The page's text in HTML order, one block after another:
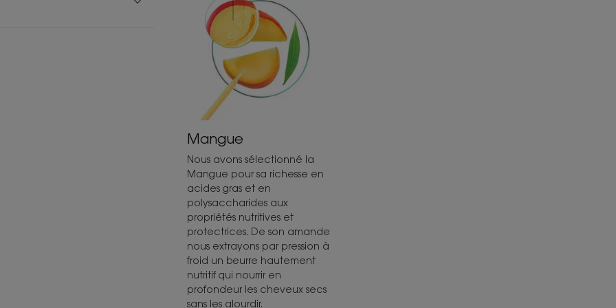
Mangue
Nous avons sélectionné la
Mangue pour sa richesse en
acides gras et en
polysaccharides aux
propriétés nutritives et
protectrices. De son amande
nous extrayons par pression à
froid un beurre hautement
nutritif qui nourrir en
profondeur les cheveux secs
sans les alourdir.